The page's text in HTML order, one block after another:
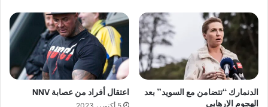
الدنمارك “تتضامن مع السويد” بعد
الهجوم الإرهابي
اعتقال أفراد من عصابة NNV